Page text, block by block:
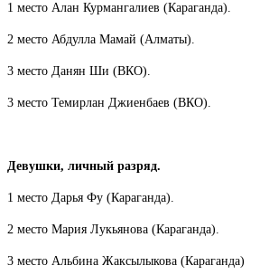
1 место Алан Курмангалиев (Караганда).
2 место Абдулла Мамай (Алматы).
3 место Данян Ши (ВКО).
3 место Темирлан Джиенбаев (ВКО).
Девушки, личный разряд.
1 место Дарья Фу (Караганда).
2 место Мария Лукьянова (Караганда).
3 место Альбина Жаксылыкова (Караганда)